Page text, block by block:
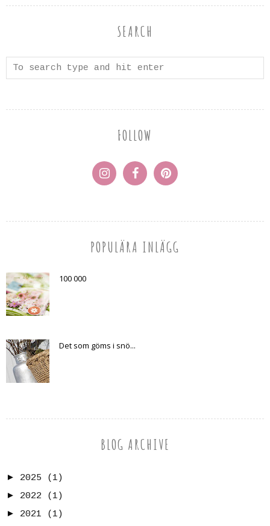
SEARCH
FOLLOW
POPULÄRA INLÄGG
100 000
Det som göms i snö...
BLOG ARCHIVE
► 2025
(1)
► 2022
(1)
► 2021
(1)